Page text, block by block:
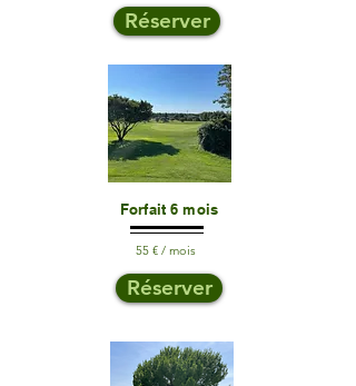
Réserver
Forfait 6 mois
55 € / mois
Réserver